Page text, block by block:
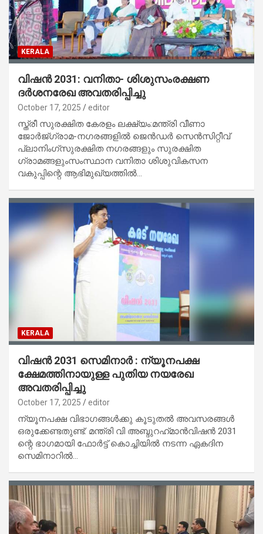
KERALA
വിഷൻ 2031: വനിതാ- ശിശുസംരക്ഷണ
ദർശനരേഖ അവതരിപ്പിച്ചു
October 17, 2025 editor
സ്ത്രീ സുരക്ഷിത കേരളം ലക്ഷ്യം:മന്ത്രി വീണാ
ജോർജ്ഗ്രാമ-നഗരങ്ങളിൽ ജെൻഡർ സെൻസിറ്റീവ്
പ്ലാനിംഗ്സുരക്ഷിത നഗരങ്ങളും സുരക്ഷിത
ഗ്രാമങ്ങളുംസംസ്ഥാന വനിതാ ശിശുവികസന
വകുപ്പിന്റെ ആഭിമുഖ്യത്തിൽ…
KERALA
വിഷൻ 2031 സെമിനാർ : ന്യൂനപക്ഷ
ക്ഷേമത്തിനായുള്ള പുതിയ നയരേഖ
അവതരിപ്പിച്ചു
October 17, 2025 editor
ന്യൂനപക്ഷ വിഭാഗങ്ങൾക്കു കൂടുതൽ അവസരങ്ങൾ
ഒരുക്കേണ്ടതുണ്ട്: മന്ത്രി വി അബ്ദുറഹ്‌മാൻവിഷൻ 2031
ന്റെ ഭാഗമായി ഫോർട്ട് കൊച്ചിയിൽ നടന്ന ഏകദിന
സെമിനാറിൽ…